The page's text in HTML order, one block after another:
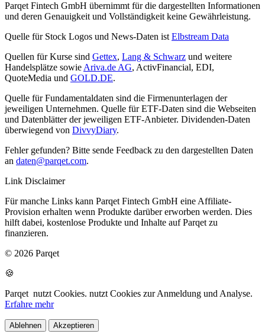
Parqet Fintech GmbH übernimmt für die dargestellten Informationen
und deren Genauigkeit und Vollständigkeit keine Gewährleistung.
Quelle für Stock Logos und News-Daten istElbstream Data
Quellen für Kurse sind Gettex, Lang & Schwarz und weitere
Handelsplätze sowieAriva.de AG, ActivFinancial, EDI,
QuoteMedia und GOLD.DE.
Quelle für Fundamentaldaten sind die Firmenunterlagen der
jeweiligen Unternehmen. Quelle für ETF-Daten sind die Webseiten
und Datenblätter der jeweiligen ETF-Anbieter. Dividenden-Daten
überwiegend von DivvyDiary.
Fehler gefunden? Bitte sende Feedback zu den dargestellten Daten
an daten@parqet.com.
Link Disclaimer
Für manche Links kann Parqet Fintech GmbH eine Affiliate-
Provision erhalten wenn Produkte darüber erworben werden. Dies
hilft dabei, kostenlose Produkte und Inhalte auf Parqet zu
finanzieren.
© 2026 Parqet
🍪
Parqet nutzt Cookies. nutzt Cookies zur Anmeldung und Analyse.
Erfahre mehr
Ablehnen Akzeptieren